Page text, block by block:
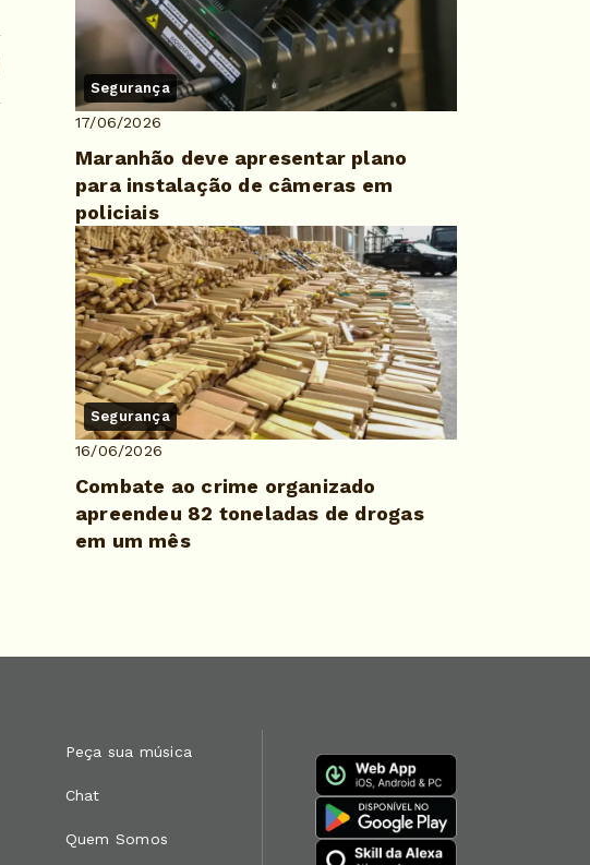
Segurança
17/06/2026
Maranhão deve apresentar plano
para instalação de câmeras em
policiais
Segurança
16/06/2026
Combate ao crime organizado
apreendeu 82 toneladas de drogas
em um mês
Peça sua música
Chat
Quem Somos